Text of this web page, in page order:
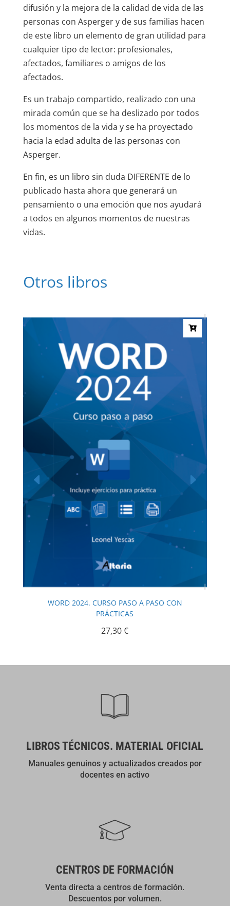
difusión y la mejora de la calidad de vida de las
personas con Asperger y de sus familias hacen
de este libro un elemento de gran utilidad para
cualquier tipo de lector: profesionales,
afectados, familiares o amigos de los
afectados.
Es un trabajo compartido, realizado con una
mirada común que se ha deslizado por todos
los momentos de la vida y se ha proyectado
hacia la edad adulta de las personas con
Asperger.
En fin, es un libro sin duda DIFERENTE de lo
publicado hasta ahora que generará un
pensamiento o una emoción que nos ayudará
a todos en algunos momentos de nuestras
vidas.
Otros libros
WORD 2024. CURSO PASO A PASO CON
PRÁCTICAS
27,30€
LIBROS TÉCNICOS. MATERIAL OFICIAL
Manuales genuinos y actualizados creados por
docentes en activo
CENTROS DE FORMACIÓN
Venta directa a centros de formación.
Descuentos por volumen.